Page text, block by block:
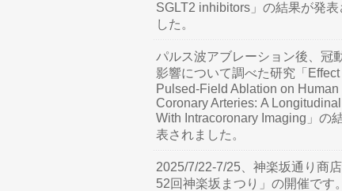
SGLT2 inhibitors」の結果が発表
した。
パルス波アブレーション後、冠
影響について調べた研究「Effect
Pulsed-Field Ablation on Human
Coronary Arteries: A
With Intracoronary Imaging」の
表されました。
2025/7/22-7/25、神楽坂通り商
52回神楽坂まつり」の開催です。